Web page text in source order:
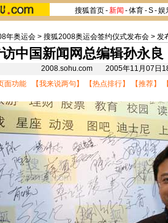
搜狐首页-新闻 -体育-S-娱
年奥运会 > 搜狐2008奥运会签约仪式发布会 > 发
中国新闻网总编辑孙永
2008.sohu.com 2005年11月07
面功能 【我来说两句 】 【热点排行】 【推荐】